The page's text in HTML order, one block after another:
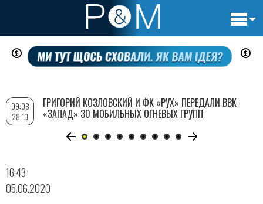
Перейти
содержанию
16:43
05.06.2020
09:08
28.10
ГРИГОРИЙ КОЗЛОВСКИЙ И ФК «РУХ» ПЕРЕДАЛИ ВВК
«ЗАПАД» 30 МОБИЛЬНЫХ ОГНЕВЫХ ГРУПП